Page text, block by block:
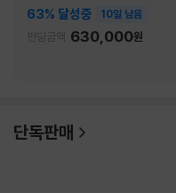
63% 달성중 10일 남음
펀딩금액 630,000원
단독판매